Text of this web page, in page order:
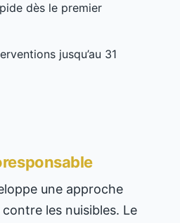
dès le premier
jusqu’au 31
une approche
les nuisibles. Le